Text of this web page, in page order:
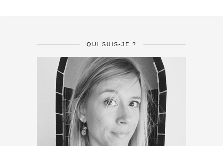
QUI SUIS-JE ?